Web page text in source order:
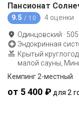
Пансионат
9.5 / 10 4 оценки
Одинцовский · 505
Эндокринная
Крытый
малой сауны,
Кемпинг 2-местный
от 5 400 ₽ для 2